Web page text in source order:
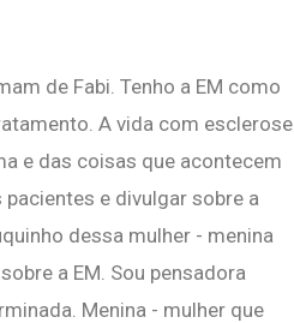
de Fabi. Tenho a EM como
A vida com esclerose
e das coisas que acontecem
e divulgar sobre a
dessa mulher - menina
a EM. Sou pensadora
Menina - mulher que